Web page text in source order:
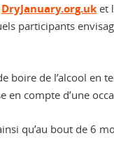
DryJanuary.org.uk et
participants
boire de l’alcool
compte d’une
qu’au bout de 6